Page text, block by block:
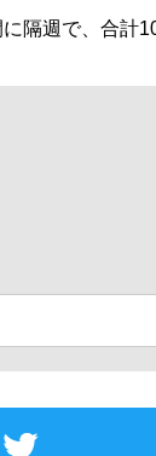
隔週で、合計